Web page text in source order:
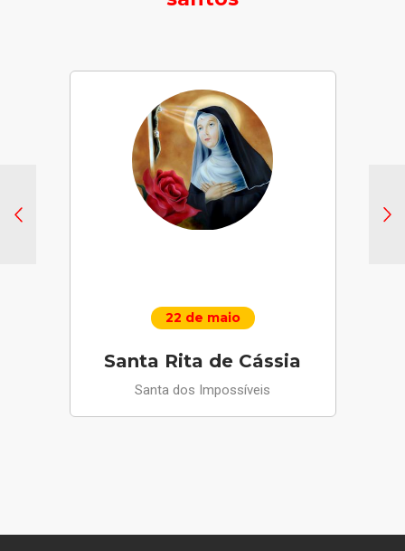
22 de maio
Santa Rita de Cássia
Santa dos Impossíveis